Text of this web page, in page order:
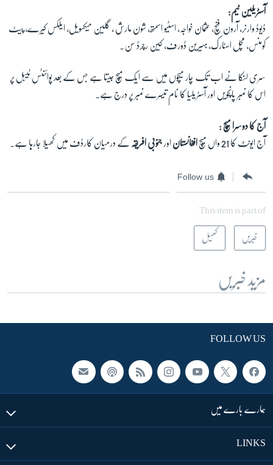
آسٹریلین ٹیم:
ڈیوڈ وارنر، آرون فنچ، عثمان خواجہ، اسٹیو اسمتھ، شون مارش ، گلین میکسویل، ایلکس کیرے، پیٹ
کومنس، مچل اسٹارک، بہیرین ڈورف، کین رچرڈ سن۔
سری لنکا نے اب تک چار میچوں میں سے ایک میچ جیتا ہے جس کے بعد پوائنٹس ٹیبل پر
اس کا نمبر پانچویں اور آسٹریلیا کا نام تیسرے نمبر پر درج ہے۔
آج کا دوسرا میچ :
آج ایونٹ کا 21 واں میچ
افغانستان اور جنوبی افریقہ کے درمیان کارڈف میں کھیلا جارہا ہے۔
Follow us
This item is part of
خبریں کھیل
مزید خبریں
FOLLOW US
ہمارے بارے میں
LINKS